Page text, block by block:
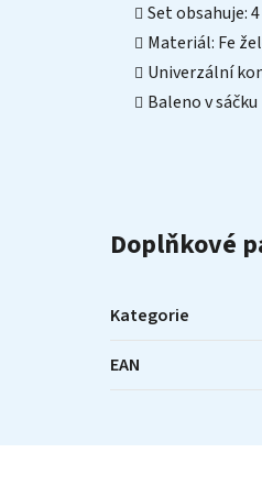
Set obsahuje:
Materiál: Fe
Univerzální
Baleno v sáčku
Doplňkové
Kategorie
EAN